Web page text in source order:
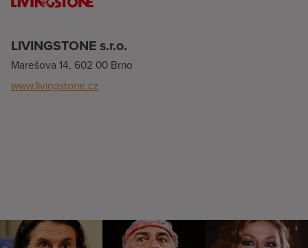
LIVINGSTONE s.r.o.
Marešova 14, 602 00 Brno
www.livingstone.cz